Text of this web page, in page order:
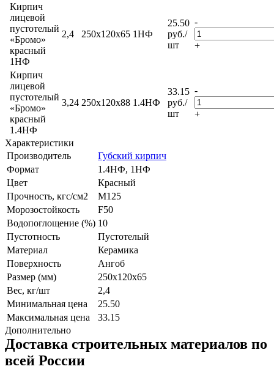
Кирпич
лицевой
пустотелый
«Бромо»
красный
1НФ
2,4 250x120x65 1НФ
25.50
руб./
шт
-
+
Кирпич
лицевой
пустотелый
«Бромо»
красный
1.4НФ
3,24 250x120x88 1.4НФ
33.15
руб./
шт
-
+
Характеристики
Производитель
Губский кирпич
Формат
1.4НФ, 1НФ
Цвет
Красный
Прочность, кгс/см2
M125
Морозостойкость
F50
Водопоглощение (%) 10
Пустотность
Пустотелый
Материал
Керамика
Поверхность
Ангоб
Размер (мм)
250x120x65
Вес, кг/шт
2,4
Минимальная цена
25.50
Максимальная цена
33.15
Дополнительно
Доставка строительных материалов по
всей России